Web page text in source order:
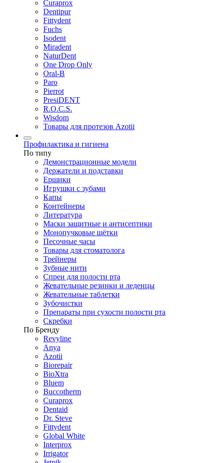
Curaprox
Dentipur
Fittydent
Fuchs
Isodent
Miradent
NaturDent
One Drop Only
Oral-B
Paro
Pierrot
PresiDENT
R.O.C.S.
Wisdom
Товары для протезов Azotii
Профилактика и гигиена
По типу
Демонстрационные модели
Держатели и подставки
Ершики
Игрушки с зубами
Капы
Контейнеры
Литература
Маски защитные и антисептики
Монопучковые щётки
Песочные часы
Товары для стоматолога
Трейнеры
Зубные нити
Спреи для полости рта
Жевательные резинки и леденцы
Жевательные таблетки
Зубочистки
Препараты при сухости полости рта
Скребки
По Бренду
Revyline
Anya
Azotii
Biorepair
BioXtra
Bluem
Buccotherm
Curaprox
Dentaid
Dr. Steve
Fittydent
Global White
Interprox
Irrigator